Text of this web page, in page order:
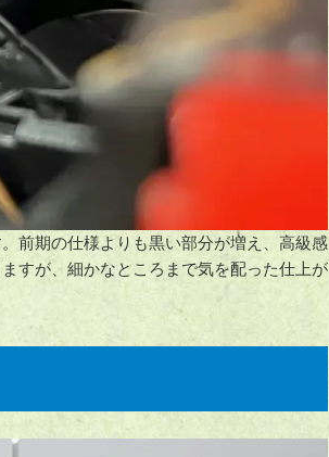
前期の仕様よりも黒い部分が増え、高級感
すが、細かなところまで気を配った仕上が